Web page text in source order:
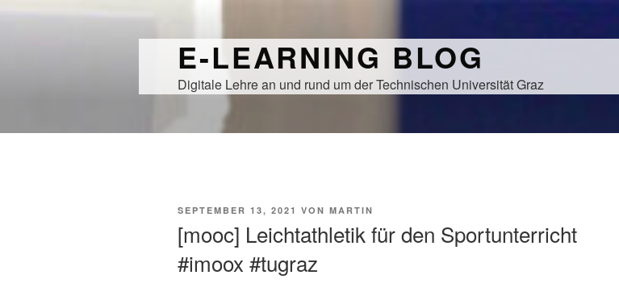
E-LEARNING BLOG
Digitale Lehre an und rund um der Technischen Universität Graz
VERÖFFENTLICHT
SEPTEMBER 13, 2021 VON MARTIN
[mooc] Leichtathletik für den Sportunterricht
#imoox #tugraz